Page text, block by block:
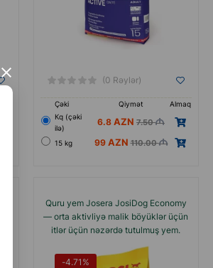
(0 Rəylər)
Çəki Qiymət
Almaq
Кq (çəki
ilə)
6.8 7.50
15 kg 99 110.00
Quru yem Josera JosiDog Economy
— orta aktivliyə malik böyüklər üçün
itlər üçün nəzərdə tutulmuş yem.
-4.71%